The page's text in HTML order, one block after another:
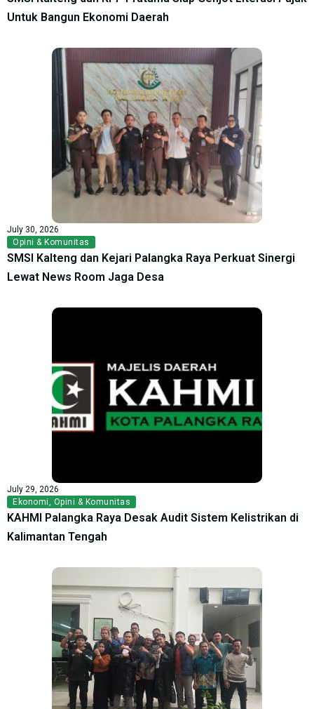
Untuk Bangun Ekonomi Daerah
July 30, 2026
Opini & Komunitas
SMSI Kalteng dan Kejari Palangka Raya Perkuat Sinergi
Lewat News Room Jaga Desa
July 29, 2026
Ekonomi, Opini & Komunitas
KAHMI Palangka Raya Desak Audit Sistem Kelistrikan di
Kalimantan Tengah